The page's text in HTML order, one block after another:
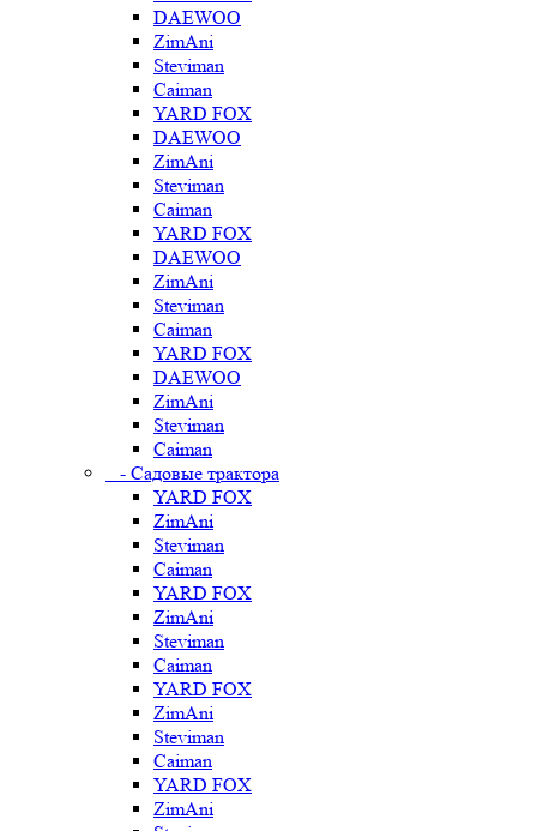
DAEWOO
ZimAni
Steviman
Caiman
YARD FOX
DAEWOO
ZimAni
Steviman
Caiman
YARD FOX
DAEWOO
ZimAni
Steviman
Caiman
YARD FOX
DAEWOO
ZimAni
Steviman
Caiman
- Садовые трактора
YARD FOX
ZimAni
Steviman
Caiman
YARD FOX
ZimAni
Steviman
Caiman
YARD FOX
ZimAni
Steviman
Caiman
YARD FOX
ZimAni